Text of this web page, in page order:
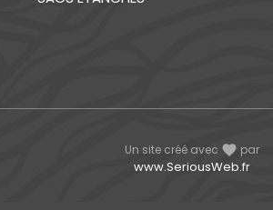
Un site créé avec favorite par
www.SeriousWeb.fr